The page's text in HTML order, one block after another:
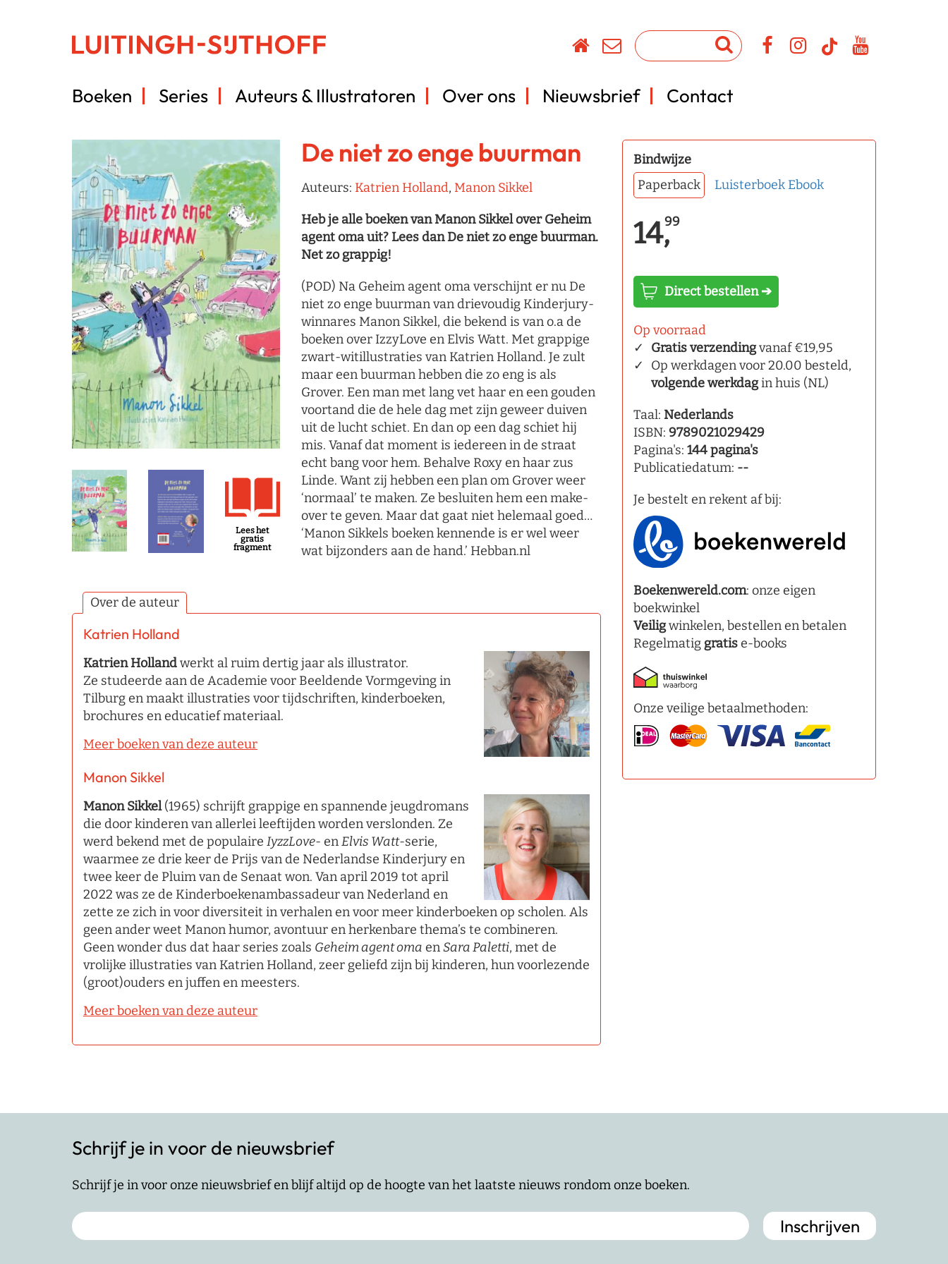
Boeken Series Auteurs & Illustratoren Over ons Nieuwsbrief Contact
Lees het
gratis
fragment
De niet zo enge buurman
Auteurs: Katrien Holland, Manon Sikkel
Heb je alle boeken van Manon Sikkel over Geheim
agent oma uit? Lees dan De niet zo enge buurman.
Net zo grappig!
(POD) Na Geheim agent oma verschijnt er nu De
niet zo enge buurman van drievoudig Kinderjury-
winnares Manon Sikkel, die bekend is van o.a de
boeken over IzzyLove en Elvis Watt. Met grappige
zwart-witillustraties van Katrien Holland. Je zult
maar een buurman hebben die zo eng is als
Grover. Een man met lang vet haar en een gouden
voortand die de hele dag met zijn geweer duiven
uit de lucht schiet. En dan op een dag schiet hij
mis. Vanaf dat moment is iedereen in de straat
echt bang voor hem. Behalve Roxy en haar zus
Linde. Want zij hebben een plan om Grover weer
‘normaal’ te maken. Ze besluiten hem een make-
over te geven. Maar dat gaat niet helemaal goed…
‘Manon Sikkels boeken kennende is er wel weer
wat bijzonders aan de hand.’ Hebban.nl
Over de auteur
Katrien Holland
Katrien Hollandwerkt al ruim dertig jaar als illustrator.
Ze studeerde aan de Academie voor Beeldende Vormgeving in
Tilburg en maakt illustraties voor tijdschriften, kinderboeken,
brochures en educatief materiaal.
Meer boeken van deze auteur
Manon Sikkel
Manon Sikkel(1965) schrijft grappige en spannende jeugdromans
die door kinderen van allerlei leeftijden worden verslonden. Ze
werd bekend met de populaire IyzzLove- enElvis Watt-serie,
waarmee ze drie keer de Prijs van de Nederlandse Kinderjury en
twee keer de Pluim van de Senaat won. Van april 2019 tot april
2022 was ze de Kinderboekenambassadeur van Nederland en
zette ze zich in voor diversiteit in verhalen en voor meer kinderboeken op scholen. Als
geen ander weet Manon humor, avontuur en herkenbare thema’s te combineren.
Geen wonder dus dat haar series zoals Geheim agent oma enSara Paletti, met de
vrolijke illustraties van Katrien Holland, zeer geliefd zijn bij kinderen, hun voorlezende
(groot)ouders en juffen en meesters.
Meer boeken van deze auteur
Bindwijze
Paperback
Luisterboek Ebook
14,99
Direct bestellen ➔
Op voorraad
Gratis verzendingvanaf €19,95
Op werkdagen voor 20.00 besteld,
volgende werkdagin huis (NL)
Taal: Nederlands
ISBN: 9789021029429
Pagina's: 144 pagina's
Publicatiedatum: --
Je bestelt en rekent af bij:
Boekenwereld.com: onze eigen
boekwinkel
Veiligwinkelen, bestellen en betalen
Regelmatig gratise-books
Onze veilige betaalmethoden:
Schrijf je in voor de nieuwsbrief
Schrijf je in voor onze nieuwsbrief en blijf altijd op de hoogte van het laatste nieuws rondom onze boeken.